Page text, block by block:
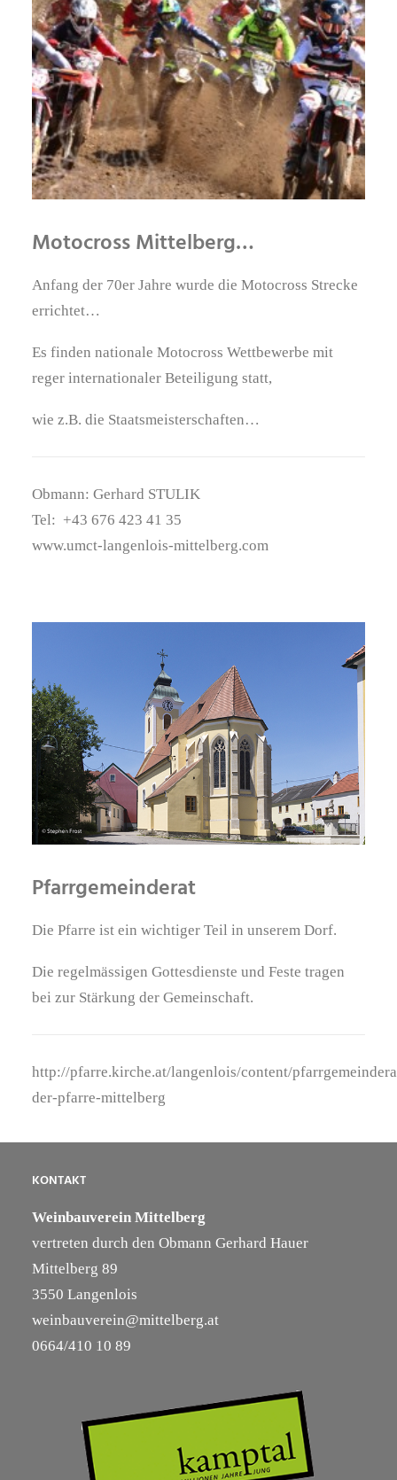
Motocross Mittelberg…
Anfang der 70er Jahre wurde die Motocross Strecke
errichtet…
Es finden nationale Motocross Wettbewerbe mit
reger internationaler Beteiligung statt,
wie z.B. die Staatsmeisterschaften…
Obmann: Gerhard STULIK
Tel: +43 676 423 41 35
www.umct-langenlois-mittelberg.com
Pfarrgemeinderat
Die Pfarre ist ein wichtiger Teil in unserem Dorf.
Die regelmässigen Gottesdienste und Feste tragen
bei zur Stärkung der Gemeinschaft.
http://pfarre.kirche.at/langenlois/content/
der-pfarre-mittelberg
KONTAKT
Weinbauverein Mittelberg
vertreten durch den Obmann Gerhard Hauer
Mittelberg 89
3550 Langenlois
weinbauverein@mittelberg.at
0664/410 10 89